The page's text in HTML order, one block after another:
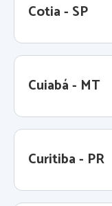
Cotia - SP
Cuiabá - MT
Curitiba - PR